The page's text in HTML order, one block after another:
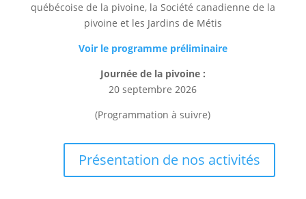
québécoise de la pivoine, la Société canadienne de la
pivoine et les Jardins de Métis
Voir le programme préliminaire
Journée de la pivoine :
20 septembre 2026
(Programmation à suivre)
Présentation de nos activités